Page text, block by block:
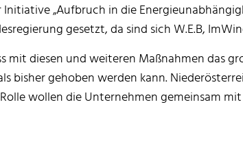
„Aufbruch in die
gesetzt, da sind sich W.E.B,
mit diesen und weiteren Maßnahmen das
bisher gehoben werden kann.
wollen die Unternehmen gemeinsam